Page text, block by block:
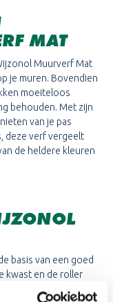
MAT
Muurverf Mat
je muren. Bovendien
moeiteloos
behouden. Met zijn
van je pas
deze verf vergeelt
de heldere kleuren
basis van een goed
kwast en de roller
zijn de